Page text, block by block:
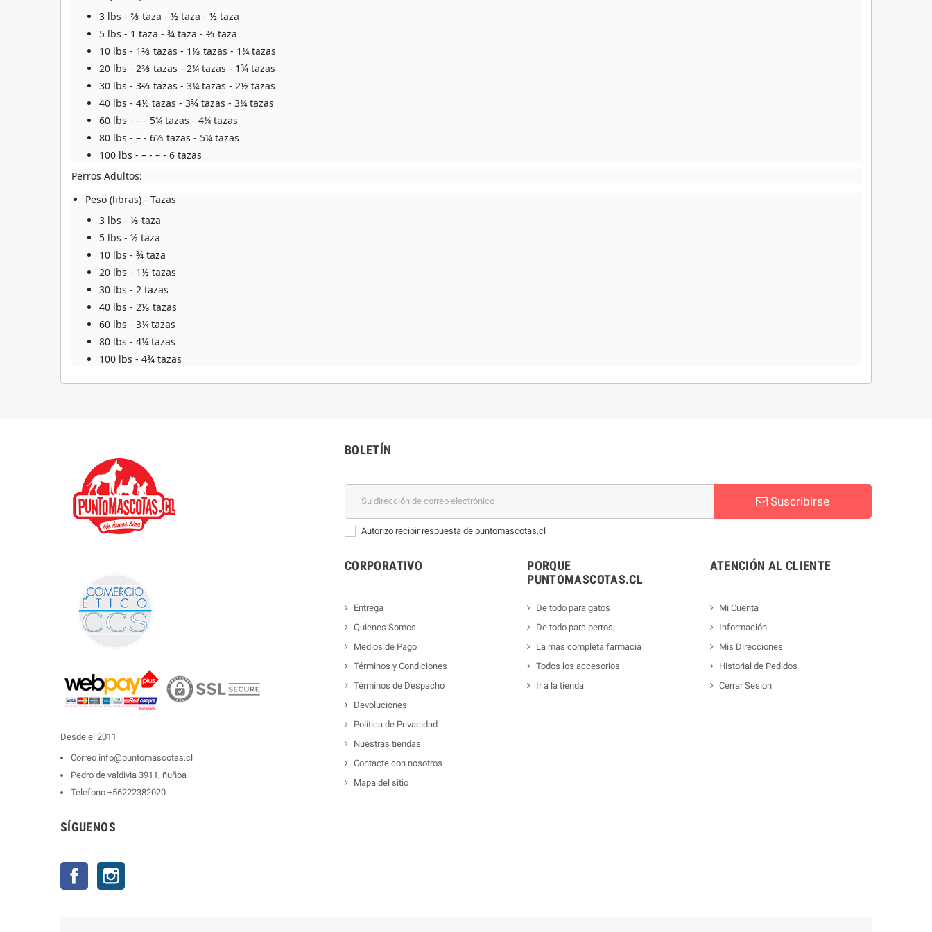
3 lbs - ⅔ taza - ½ taza - ½ taza
5 lbs - 1 taza - ¾ taza - ⅔ taza
10 lbs - 1⅔ tazas - 1⅓ tazas - 1¼ tazas
20 lbs - 2⅔ tazas - 2¼ tazas - 1¾ tazas
30 lbs - 3⅔ tazas - 3¼ tazas - 2½ tazas
40 lbs - 4½ tazas - 3¾ tazas - 3¼ tazas
60 lbs - – - 5¼ tazas - 4¼ tazas
80 lbs - – - 6⅓ tazas - 5¼ tazas
100 lbs - – - – - 6 tazas
Perros Adultos:
Peso (libras) - Tazas
3 lbs - ⅓ taza
5 lbs - ½ taza
10 lbs - ¾ taza
20 lbs - 1½ tazas
30 lbs - 2 tazas
40 lbs - 2⅓ tazas
60 lbs - 3¼ tazas
80 lbs - 4¼ tazas
100 lbs - 4¾ tazas
Desde el 2011
Correo info@puntomascotas.cl
Pedro de valdivia 3911, ñuñoa
Telefono +56222382020
SÍGUENOS
Facebook
BOLETÍN
Suscribirse
Autorizo recibir respuesta de puntomascotas.cl
CORPORATIVO
Entrega
Quienes Somos
Medios de Pago
Términos y Condiciones
Términos de Despacho
Devoluciones
Política de Privacidad
Nuestras tiendas
Contacte con nosotros
Mapa del sitio
PORQUE
PUNTOMASCOTAS.CL
De todo para gatos
De todo para perros
La mas completa farmacia
Todos los accesorios
Ir a la tienda
ATENCIÓN AL CLIENTE
Mi Cuenta
Información
Mis Direcciones
Historial de Pedidos
Cerrar Sesion